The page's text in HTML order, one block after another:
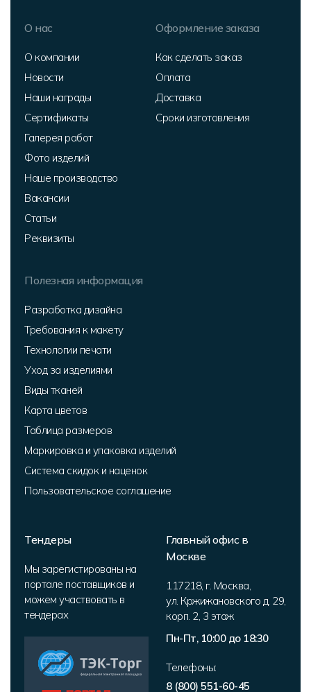
О нас
О компании
Новости
Наши награды
Сертификаты
Галерея работ
Фото изделий
Наше производство
Вакансии
Статьи
Реквизиты
Оформление заказа
Как сделать заказ
Оплата
Доставка
Сроки изготовления
Полезная информация
Разработка дизайна
Требования к макету
Технологии печати
Уход за изделиями
Виды тканей
Карта цветов
Таблица размеров
Маркировка и упаковка изделий
Система скидок и наценок
Пользовательское соглашение
Тендеры
Мы зарегистированы на
портале поставщиков и
можем участвовать в
тендерах
Главный офис в
Москве
117218, г. Москва,
ул. Кржижановского д. 29,
корп. 2, 3 этаж
Пн-Пт, 10:00 до 18:30
Телефоны:
8 (800) 551-60-45